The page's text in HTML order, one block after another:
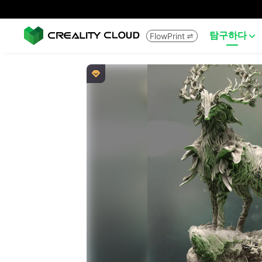
FlowPrint  탐구하다 
